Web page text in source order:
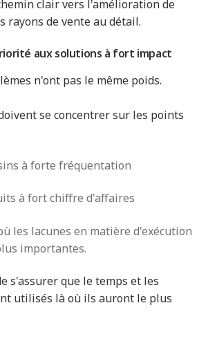
clair vers l'amélioration de
rayons de vente au détail.
aux solutions à fort impact
n'ont pas le même poids.
se concentrer sur les points
à forte fréquentation
à fort chiffre d'affaires
les lacunes en matière d'exécution
importantes.
s'assurer que le temps et les
utilisés là où ils auront le plus